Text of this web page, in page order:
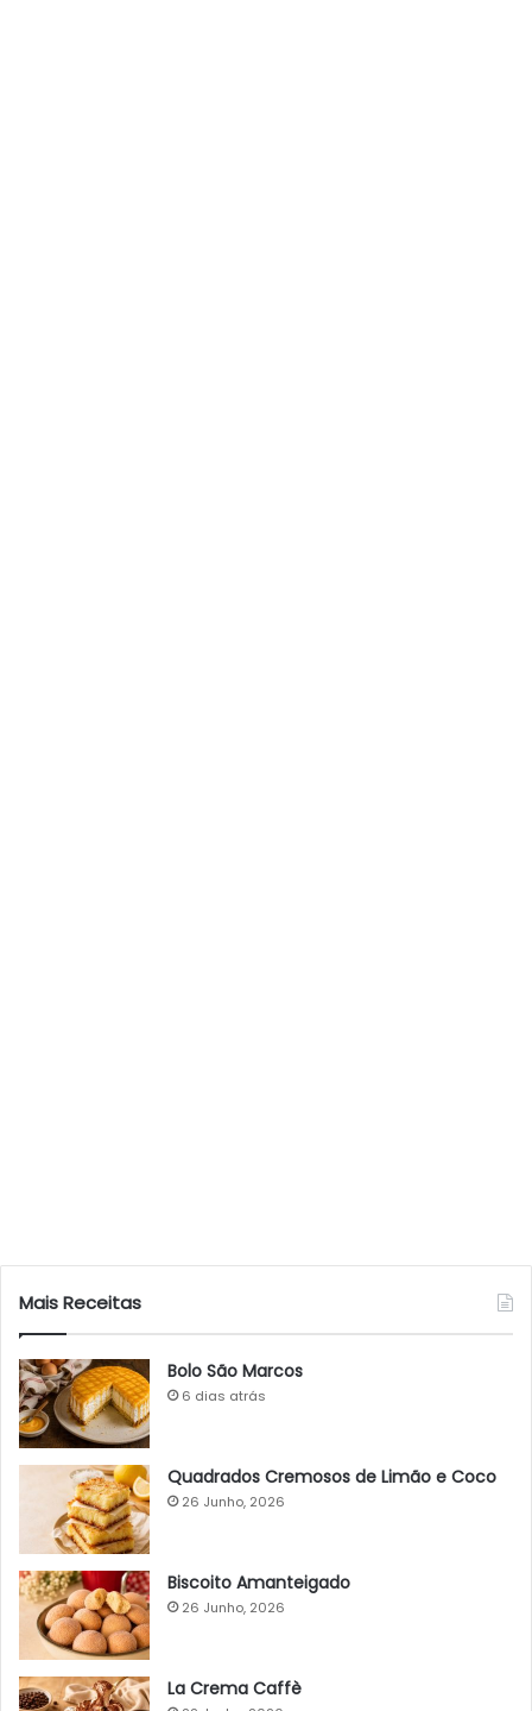
Mais Receitas
Bolo São Marcos
6 dias atrás
Quadrados Cremosos de Limão e Coco
26 Junho, 2026
Biscoito Amanteigado
26 Junho, 2026
La Crema Caffè